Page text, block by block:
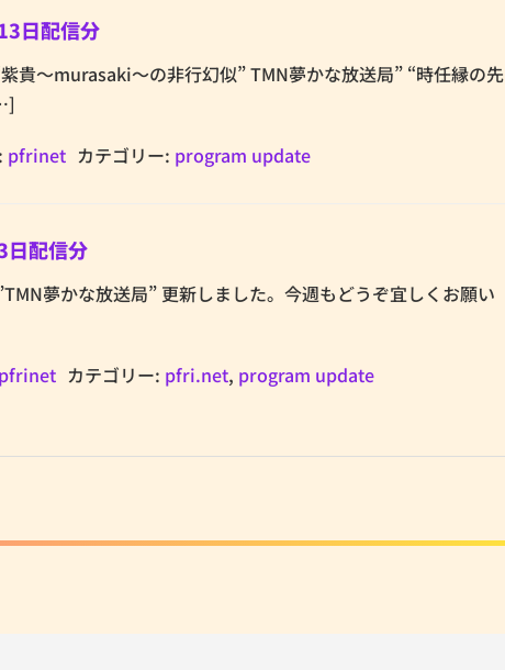
日配信分
貴～murasaki～の非行幻似” TMN夢かな放送局” “時任縁の先
pfrinet カテゴリー: program update
日配信分
夢かな放送局” 更新しました。今週もどうぞ宜しくお願い
pfrinet カテゴリー: pfri.net, program update